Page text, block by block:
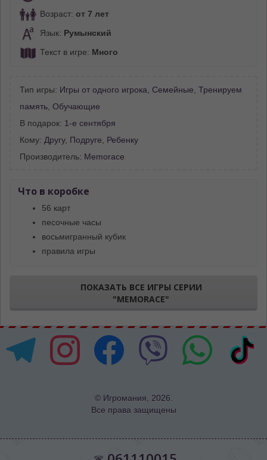
Возраст: от 7 лет
Язык: Румынский
Текст в игре: Много
Тип игры: Игры от одного игрока, Семейные, Тренируем
память, Обучающие
В подарок: 1-е сентября
Кому: Другу, Подруге, Ребенку
Производитель: Memorace
Что в коробке
56 карт
песочные часы
восьмигранный кубик
правила игры
ПОКАЗАТЬ ВСЕ ИГРЫ СЕРИИ
"MEMORACE"
© Игромания, 2026.
Все права защищены